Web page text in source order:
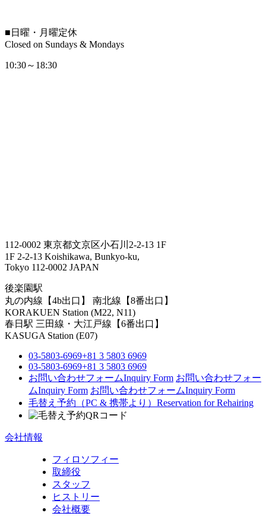
■ 日曜・月曜定休
Closed on Sundays & Mondays
10:30～18:30
112-0002 東京都文京区小石川2-2-13 1F
1F 2-2-13 Koishikawa, Bunkyo-ku,
Tokyo 112-0002 JAPAN
後楽園駅
丸の内線【4b出口】 南北線【8番出口】
KORAKUEN Station (M22, N11)
春日駅 三田線・大江戸線【6番出口】
KASUGA Station (E07)
03-5803-6969+81 3 5803 6969
03-5803-6969+81 3 5803 6969
お問い合わせフォームInquiry Form お問い合わせフォー
ムInquiry Form お問い合わせフォームInquiry Form
毛替え予約（PC & 携帯より） Reservation for Rehairing
会社情報
フィロソフィー
取締役
スタッフ
ヒストリー
会社概要